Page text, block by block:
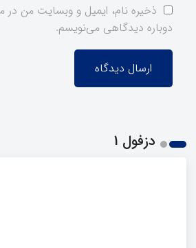
ذخیره نام، ایمیل و وبسایت من در
دوباره دیدگاهی می‌نویسم.
دزفول 1